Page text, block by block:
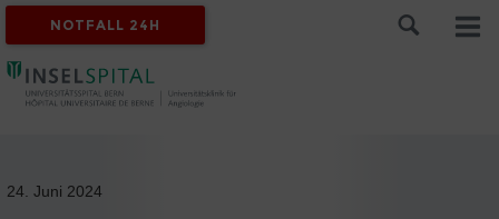
NOTFALL 24H
24. Juni 2024